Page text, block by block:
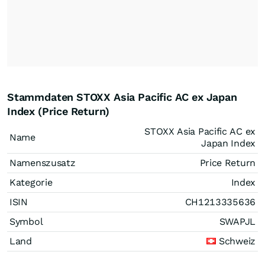
Stammdaten STOXX Asia Pacific AC ex Japan
Index (Price Return)
Name
STOXX Asia Pacific AC ex
Japan Index
Namenszusatz
Price Return
Kategorie
Index
ISIN
CH1213335636
Symbol
SWAPJL
Land
Schweiz